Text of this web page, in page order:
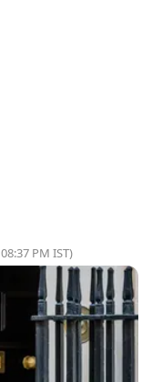
08:37 PM IST)